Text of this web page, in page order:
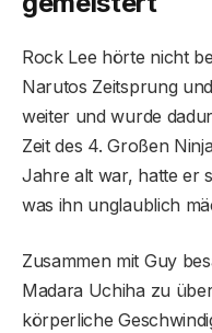
Rock Lee hörte nicht
Narutos Zeitsprung
weiter und wurde
Zeit des 4. Großen
Jahre alt war, hatte er
was ihn unglaublich
Zusammen mit Guy
Madara Uchiha zu
körperliche